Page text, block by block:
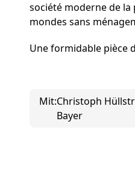
société moderne de la
mondes sans
Une formidable pièce
Mit:Christoph
Bayer